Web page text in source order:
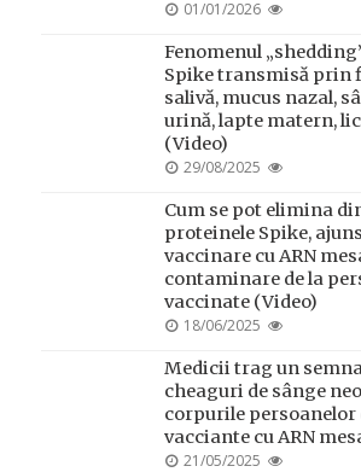
POSTED
01/01/2026
Fenomenul
Spike transmisă prin
salivă, mucus nazal,
urină, lapte matern,
(Video)
POSTED
29/08/2025
Cum se pot elimina
proteinele Spike,
vaccinare cu ARN
contaminare de la
vaccinate (Video)
POSTED
18/06/2025
Medicii trag un
cheaguri de sânge
corpurile persoanelor
vacciante cu ARN
POSTED
21/05/2025